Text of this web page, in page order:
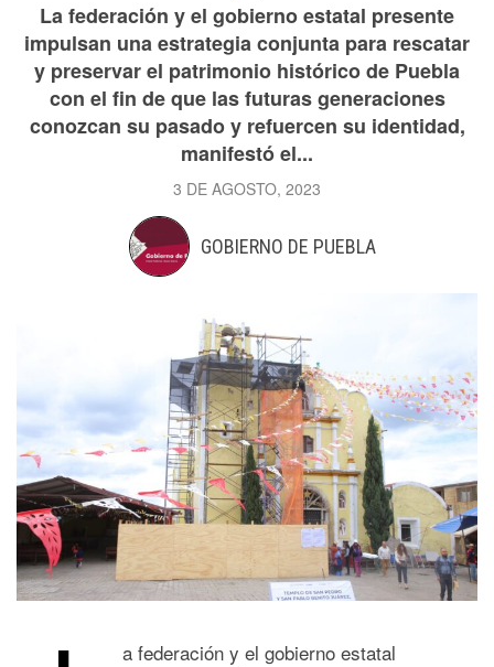
La federación y el gobierno estatal presente
impulsan una estrategia conjunta para rescatar
y preservar el patrimonio histórico de Puebla
con el fin de que las futuras generaciones
conozcan su pasado y refuercen su identidad,
manifestó el...
3 DE AGOSTO, 2023
GOBIERNO DE PUEBLA
a federación y el gobierno estatal